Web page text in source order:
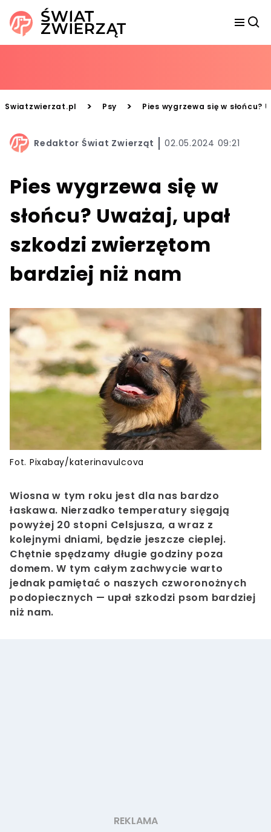
Swiatzwierzat.pl > Psy > Pies wygrzewa się w słońcu?
Redaktor Świat Zwierząt 02.05.2024 09:21
Pies wygrzewa się w
słońcu? Uważaj, upał
szkodzi zwierzętom
bardziej niż nam
Fot. Pixabay/katerinavulcova
Wiosna w tym roku jest dla nas bardzo
łaskawa. Nierzadko temperatury sięgają
powyżej 20 stopni Celsjusza, a wraz z
kolejnymi dniami, będzie jeszcze cieplej.
Chętnie spędzamy długie godziny poza
domem. W tym całym zachwycie warto
jednak pamiętać o naszych czworonożnych
podopiecznych — upał szkodzi psom bardziej
niż nam.